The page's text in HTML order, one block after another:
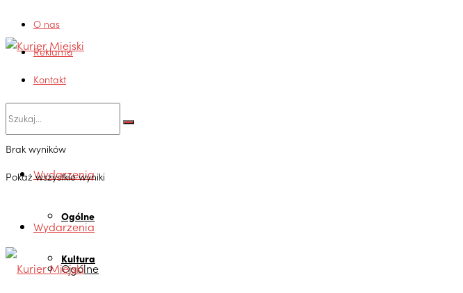
O nas
Reklama
Kontakt
Brak wyników
Pokaż wszystkie wyniki
Wydarzenia
Ogólne
Kultura
Wydarzenia
Ogólne